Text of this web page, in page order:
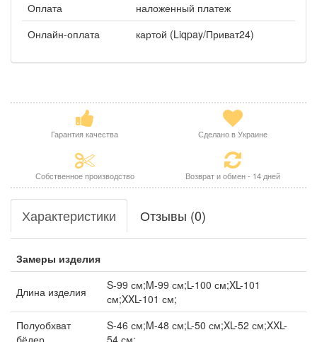
Оплата
наложенный платеж
Онлайн-оплата
картой (Liqpay/Приват24)
Гарантия качества Сделано в Украине
Собственное производство Возврат и обмен - 14 дней
Характеристики Отзывы (0)
Замеры изделия
Длина изделия
S-99 см;M-99 см;L-100 см;XL-101
см;XXL-101 см;
Полуобхват
S-46 см;M-48 см;L-50 см;XL-52 см;XXL-